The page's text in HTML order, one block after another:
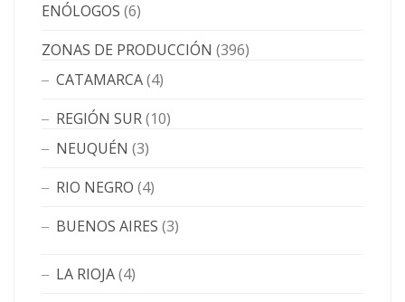
ENÓLOGOS (6)
ZONAS DE PRODUCCIÓN (396)
CATAMARCA(4)
REGIÓN SUR(10)
NEUQUÉN (3)
RIO NEGRO (4)
BUENOS AIRES (3)
LA RIOJA(4)